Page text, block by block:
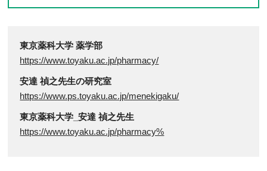
東京薬科大学 薬学部
https://www.toyaku.ac.jp/pharmacy/
安達 禎之先生の研究室
https://www.ps.toyaku.ac.jp/menekigaku/
東京薬科大学_安達 禎之先生
https://www.toyaku.ac.jp/pharmacy%